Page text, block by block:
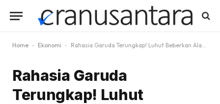
Home - Ekonomi - Rahasia Garuda Terungkap! Luhut Beberkan Alasan Mengejutkan Libatkan WNA di Jajaran Direksi, Ada Apa?
Rahasia Garuda
Terungkap! Luhut